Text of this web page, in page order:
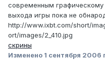
современным
выхода игры пока не
http://www.ixbt.com/short/
ort/images/2_410.jpg
скрины
Изменено 1 сентября 2006